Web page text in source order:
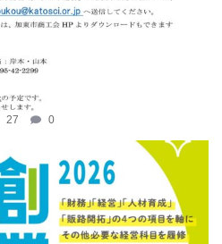
27 0
katosci
6月 12